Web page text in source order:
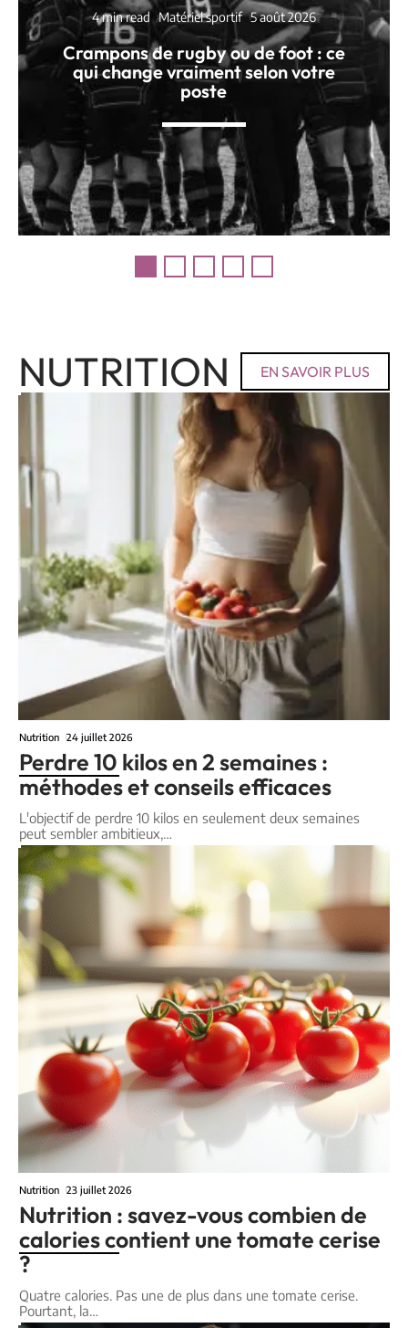
4 min read Matériel sportif 5 août 2026
Crampons de rugby ou de foot : ce
qui change vraiment selon votre
poste
NUTRITION EN SAVOIR PLUS
Nutrition 24 juillet 2026
Perdre 10 kilos en 2 semaines :
méthodes et conseils efficaces
L'objectif de perdre 10 kilos en seulement deux semaines
peut sembler ambitieux,…
Nutrition 23 juillet 2026
Nutrition : savez-vous combien de
calories contient une tomate cerise
?
Quatre calories. Pas une de plus dans une tomate cerise.
Pourtant, la…